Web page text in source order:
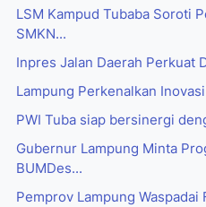
LSM Kampud Tubaba Soroti
SMKN...
Inpres Jalan Daerah Perkuat
Lampung Perkenalkan
PWI Tuba siap bersinergi
Gubernur Lampung Minta
BUMDes...
Pemprov Lampung Waspadai